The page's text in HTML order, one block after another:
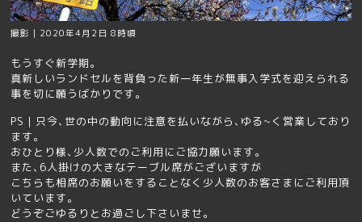
撮影｜2020年4月2日 8時頃
もうすぐ新学期｡
真新しいランドセルを背負った新一年生が無事入学式を迎えられる
事を切に願うばかりです｡
PS｜只今､世の中の動向に注意を払いながら､ゆる~く営業しており
ます｡
おひとり様､少人数でのご利用にご協力願います｡
また､6人掛けの大きなテーブル席がございますが
こちらも相席のお願いをすることなく少人数のお客さまにご利用頂
いています｡
どうぞごゆるりとお過ごし下さいませ。